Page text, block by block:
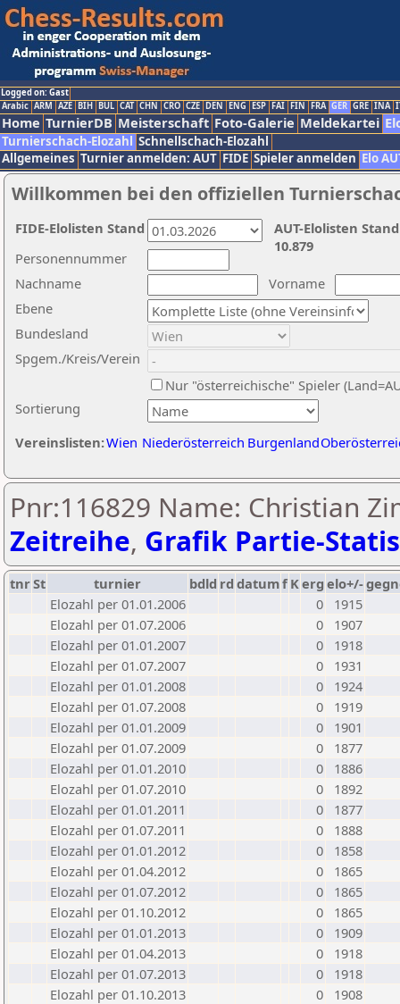
Logged on: Gast
Arabic ARM AZE BIH BUL CAT CHN CRO CZE DEN ENG ESP FAI FIN FRA GER GRE INA
Home TurnierDB Meisterschaft Foto-Galerie Meldekartei
Turnierschach-Elozahl Schnellschach-Elozahl
Allgemeines Turnier anmelden: AUT FIDE Spieler anmelden Elo
Willkommen bei den offiziellen
Nachname
Vorname
Ebene
Sortierung
Personennummer
Bundesland
Spgem./Kreis/Verein
Nur "österreichische" Spieler
Vereinslisten:Wien Niederösterreich Burgenland
AUT-Elolisten
10.879
FIDE-Elolisten Stand
Pnr:116829 Name: Christian
Zeitreihe, Grafik Partie-
tnrSt turnier bdld rd datumf Kerg elo+/-
Elozahl per 01.01.2006
0
1915
Elozahl per 01.07.2006
0
1907
Elozahl per 01.01.2007
0
1918
Elozahl per 01.07.2007
0
1931
Elozahl per 01.01.2008
0
1924
Elozahl per 01.07.2008
0
1919
Elozahl per 01.01.2009
0
1901
Elozahl per 01.07.2009
0
1877
Elozahl per 01.01.2010
0
1886
Elozahl per 01.07.2010
0
1892
Elozahl per 01.01.2011
0
1877
Elozahl per 01.07.2011
0
1888
Elozahl per 01.01.2012
0
1858
Elozahl per 01.04.2012
0
1865
Elozahl per 01.07.2012
0
1865
Elozahl per 01.10.2012
0
1865
Elozahl per 01.01.2013
0
1909
Elozahl per 01.04.2013
0
1918
Elozahl per 01.07.2013
0
1918
Elozahl per 01.10.2013
0
1908